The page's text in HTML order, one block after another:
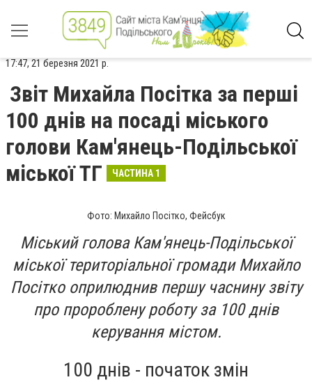
17:47, 21 березня 2021 р.
Звіт Михайла Посітка за перші
100 днів на посаді міського
голови Кам'янець-Подільської
міської ТГ
ЧАСТИНА 1
Фото: Михайло Посітко, Фейсбук
Міський голова Кам'янець-Подільської
міської територіальної громади Михайло
Посітко оприлюднив першу часнину звіту
про пророблену роботу за 100 днів
керування містом.
100 днів - початок змін